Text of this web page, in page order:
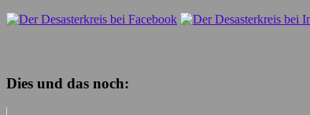
Dies und das noch: